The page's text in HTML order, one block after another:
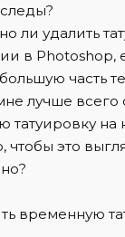
ли удалить
в Photoshop,
часть
лучше всего
татуировку на
чтобы это
временную